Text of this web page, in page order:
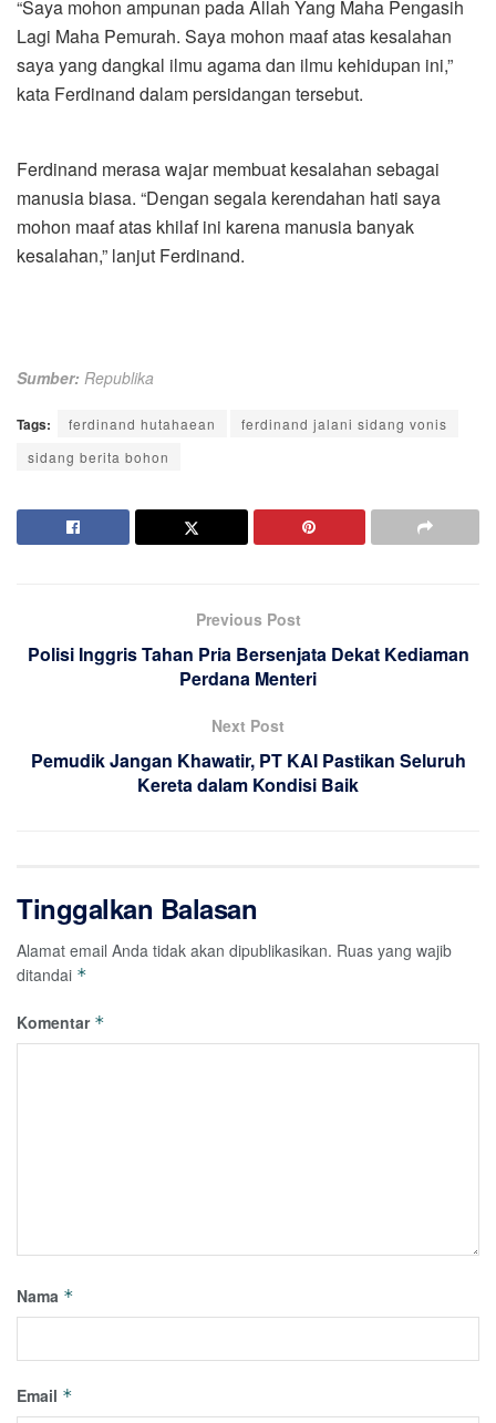
“Saya mohon ampunan pada Allah Yang Maha Pengasih
Lagi Maha Pemurah. Saya mohon maaf atas kesalahan
saya yang dangkal ilmu agama dan ilmu kehidupan ini,”
kata Ferdinand dalam persidangan tersebut.
Ferdinand merasa wajar membuat kesalahan sebagai
manusia biasa. “Dengan segala kerendahan hati saya
mohon maaf atas khilaf ini karena manusia banyak
kesalahan,” lanjut Ferdinand.
Sumber: Republika
Tags: ferdinand hutahaean
ferdinand jalani sidang vonis
sidang berita bohon
Previous Post
Polisi Inggris Tahan Pria Bersenjata Dekat Kediaman
Perdana Menteri
Next Post
Pemudik Jangan Khawatir, PT KAI Pastikan Seluruh
Kereta dalam Kondisi Baik
Tinggalkan Balasan
Alamat email Anda tidak akan dipublikasikan. Ruas yang wajib
ditandai *
Komentar *
Nama *
Email *